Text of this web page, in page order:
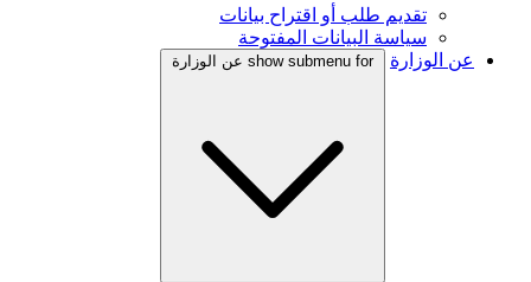
تقديم طلب أو اقتراح بيانات
سياسة البيانات المفتوحة
عن الوزارة
show submenu for عن الوزارة